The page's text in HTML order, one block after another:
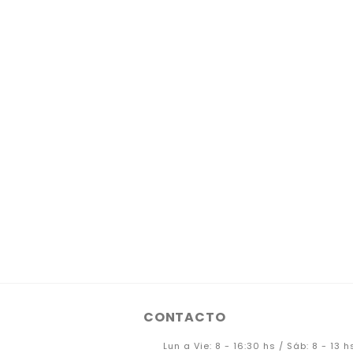
precio
CONTACTO
Lun a Vie: 8 - 16:30 hs / Sáb: 8 - 13